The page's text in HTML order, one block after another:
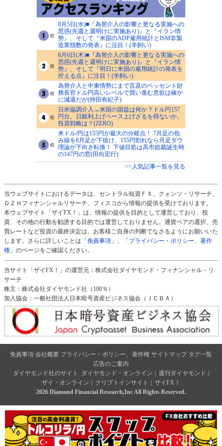
8月5日(水)■『為替介入の影響と更なる実施への
思惑(先週と週明けに実施あり)』と『イラン情
勢』、そして『米国のADP雇用統計とISM非製
造業指数の発表』に注目！(羊飼い)
8月6日(木)■『為替介入の影響と更なる実施への
思惑(先週と週明けに実施あり)』と『イラン情
勢』、そして『明日に米国の雇用統計の発表を
控える点』に注目！(羊飼い)
為替介入と中東情勢にまで言及のベッセント財
務長官ドル円高いレベルで買い進む意欲は確か
に減退だが(持田有紀子)
日米協調介入→米国の国益は何か？ドル円157
円台。日銀利上げペース上げざるを得ないか。
投資戦略は？(ZERO)
米ドル/円は155円が最大の分岐点！ 7月足の包
み線を8月足が下抜け、155円割れなら月足ダウ
理論が下向き転換！ 下値目処は高市総裁誕生時
の147円の窓(田向宏行)
>>人気記事一覧を見る
当ウェブサイトにおけるデータは、セントラル短資ＦＸ、クォンツ・リサーチ、
ＤＺＨフィナンシャルリサーチ、フィスコから情報の提供を受けております。
本ウェブサイト「ザイFX！」は、情報の提供を目的として運営しており、投
資、その他の行動を勧誘する目的では運営しておりません。通貨ペアの選択、売
買レートなど投資の最終決定は、お客様ご自身の判断でなさるようにお願いいた
します。さらに詳しいことは 「免責事項」 、
「プライバシー・ポリシー、著作
権」 のページをご確認ください。
当サイト「ザイFX！」の運営元：株式会社ダイヤモンド・フィナンシャル・リ
サーチ
株主：株式会社ダイヤモンド社（100％）
加入協会：一般社団法人日本暗号資産ビジネス協会（ＪＣＢＡ）
免責事項 会社概要 プライバシー・ポリシー、著作権 サイトマップ タグ一覧
広告のご案内
ダイヤモンド社のサイト
ダイヤモンド・オンライン | 週刊ダイヤモンド |
ザイ・オンライン | クリプトインサイト | ザイFX！
2026 Diamond Financial Research,Inc All Rights Reserved.